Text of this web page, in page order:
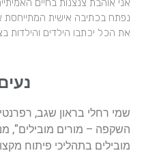
אני אוהבת צנצנות בחיים
נפתח בכתיבה אישית המתייחסת
את הכל יכתבו הילדים והילדות
שמי רחלי בראון שגב,
השקפה – מורים מובילים",
מובילים בתהליכי פיתוח